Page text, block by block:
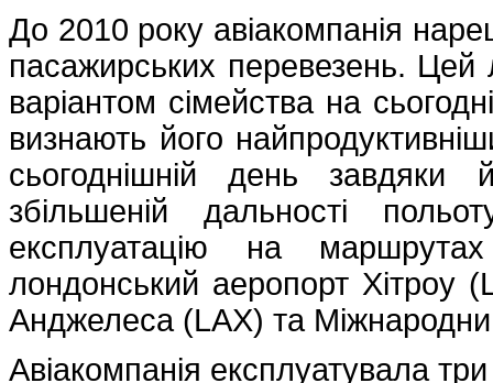
До 2010 року авіакомпанія
пасажирських перевезень. Цей
варіантом сімейства на
визнають його
сьогоднішній день завдяки
збільшеній дальності
експлуатацію на
лондонський аеропорт Хітроу
Анджелеса (LAX) та
Авіакомпанія експлуатувала